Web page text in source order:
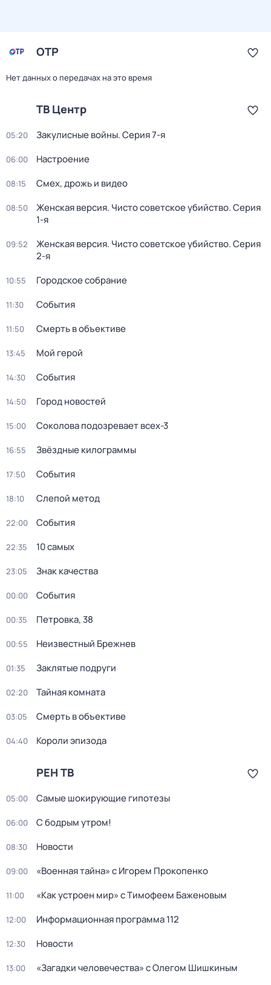
ОТР
Нет данных о передачах на это время
ТВ Центр
05:20 Закулисные войны. Серия 7-я
06:00 Настроение
08:15 Смех, дрожь и видео
08:50 Женская версия. Чисто советское убийство. Серия
1-я
09:52 Женская версия. Чисто советское убийство. Серия
2-я
10:55 Городское собрание
11:30 События
11:50 Смерть в объективе
13:45 Мой герой
14:30 События
14:50 Город новостей
15:00 Соколова подозревает всех-3
16:55 Звёздные килограммы
17:50 События
18:10 Слепой метод
22:00 События
22:35 10 самых
23:05 Знак качества
00:00 События
00:35 Петровка, 38
00:55 Неизвестный Брежнев
01:35 Заклятые подруги
02:20 Тайная комната
03:05 Смерть в объективе
04:40 Короли эпизода
РЕН ТВ
05:00 Самые шoкиpующие гипотезы
06:00 С бодрым утром!
08:30 Новости
09:00 «Военная тайна» с Игорем Прокопенко
11:00 «Как устроен мир» с Тимофеем Баженовым
12:00 Информационная программа 112
12:30 Новости
13:00 «Загадки человечества» с Олегом Шишкиным